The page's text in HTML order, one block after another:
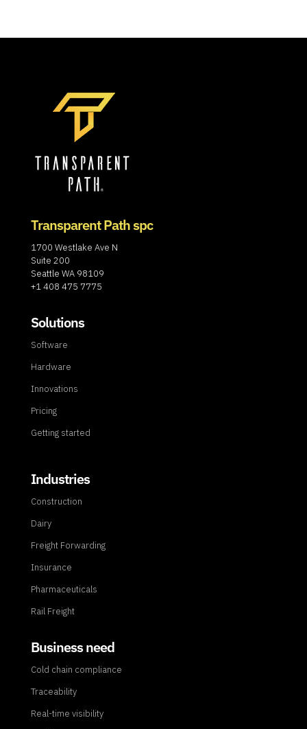
Transparent Path spc
1700 Westlake Ave N
Suite 200
Seattle WA 98109
+1 408 475 7775
Solutions
Software
Hardware
Innovations
Pricing
Getting started
Industries
Construction
Dairy
Freight Forwarding
Insurance
Pharmaceuticals
Rail Freight
Business need
Cold chain compliance
Traceability
Real-time visibility